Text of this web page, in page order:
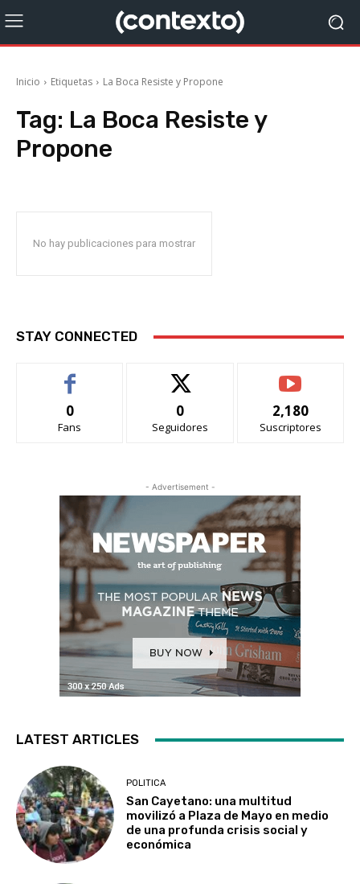
Inicio Etiquetas La Boca Resiste y Propone
Tag: La Boca Resiste y
Propone
No hay publicaciones para mostrar
STAY CONNECTED
0
Fans
0
Seguidores
2,180
Suscriptores
- Advertisement -
LATEST ARTICLES
POLITICA
San Cayetano: una multitud
movilizó a Plaza de Mayo en medio
de una profunda crisis social y
económica